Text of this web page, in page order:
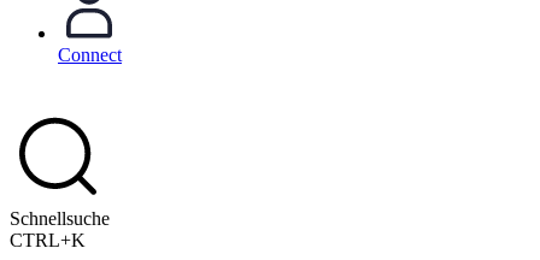
Connect
Schnellsuche
CTRL+K